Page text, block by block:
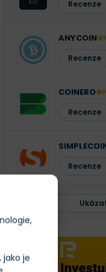
je
Recenze
ANYCOIN
Recenze
COINERO
Recenze
Recenze